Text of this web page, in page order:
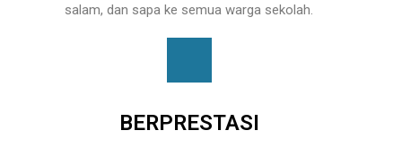
salam, dan sapa ke semua warga sekolah.
BERPRESTASI